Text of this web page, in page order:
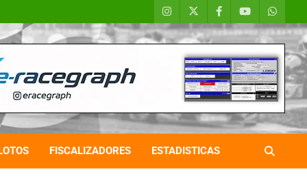
FISCALIZADORES ESTADISTICAS